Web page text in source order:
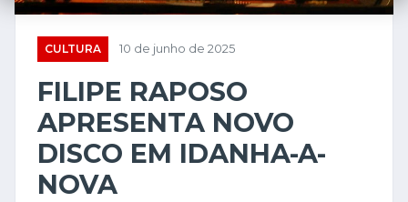
CULTURA 10 de junho de 2025
FILIPE RAPOSO
APRESENTA NOVO
DISCO EM IDANHA-A-
NOVA